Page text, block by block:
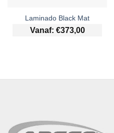
Laminado Black Mat
Vanaf: €373,00